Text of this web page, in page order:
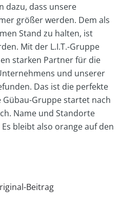
dazu, dass unsere
größer werden. Dem als
Stand zu halten, ist
Mit der L.I.T.-Gruppe
starken Partner für die
und unserer
Das ist die perfekte
Gübau-Gruppe startet nach
Name und Standorte
bleibt also orange auf den
Beitrag